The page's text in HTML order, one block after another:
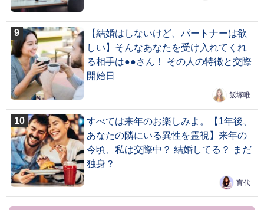
【結婚はしないけど、パートナーは欲
しい】そんなあなたを受け入れてくれ
る相手は●●さん！ その人の特徴と交際
開始日
飯塚唯
すべては来年のお楽しみよ。【1年後、
あなたの隣にいる異性を霊視】来年の
今頃、私は交際中？ 結婚してる？ まだ
独身？
育代